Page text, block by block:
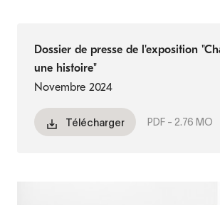
Dossier de presse de l'exposition
une histoire"
Novembre 2024
Télécharger PDF - 2.76 MO